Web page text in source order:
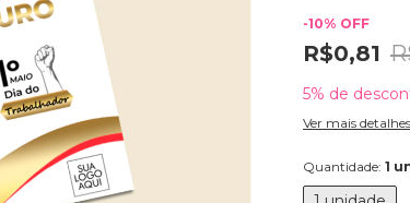
-10% OFF
R$0,81
5% de
Ver mais detalhes
Quantidade: 1